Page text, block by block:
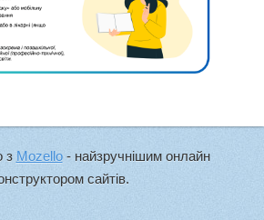
з Mozello- найзручнішим онлайн
сайтів.